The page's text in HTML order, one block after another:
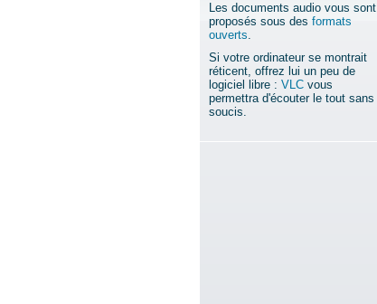
Les documents audio vous sont
proposés sous des formats
ouverts.
Si votre ordinateur se montrait
réticent, offrez lui un peu de
logiciel libre : VLC vous
permettra d'écouter le tout sans
soucis.